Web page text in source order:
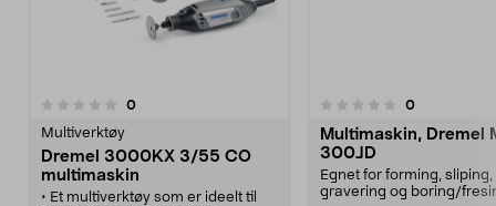
0anmeldelser
Multiverktøy
Dremel 3000KX 3/55 CO
multimaskin
• Et multiverktøy som er ideelt til
0.0 av 5 stjerner 0anmeldelser
Multimaskin, Dremel
300JD
Egnet for forming,
gravering og boring/
0.0 av 5 stjerner